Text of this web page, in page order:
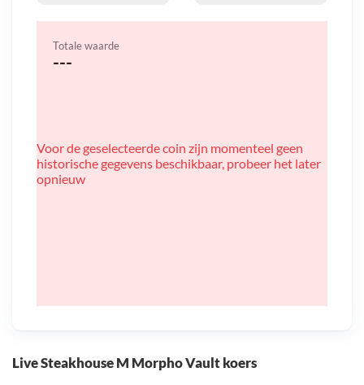
Live Steakhouse M Morpho Vault koers
Totale waarde
---
Voor de geselecteerde coin zijn momenteel geen
historische gegevens beschikbaar, probeer het later
opnieuw